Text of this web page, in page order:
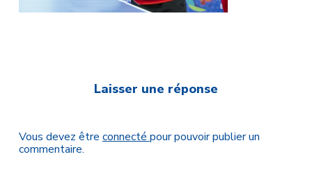
Laisser une réponse
Vous devez être connecté pour pouvoir publier un
commentaire.